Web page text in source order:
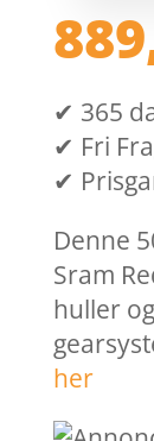
✔ 365
✔ Fri
✔
Denne
Sram
huller
her